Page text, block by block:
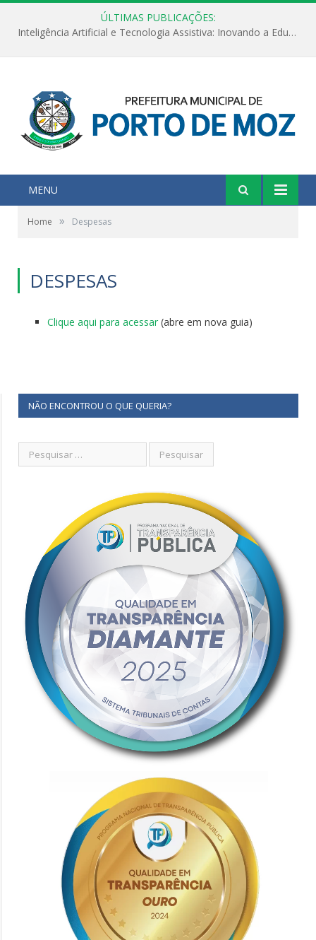
ÚLTIMAS PUBLICAÇÕES:
Inteligência Artificial e Tecnologia Assistiva: Inovando a Educação Especial e Inclusiva
MENU
Home » Despesas
DESPESAS
Clique aqui para acessar (abre em nova guia)
NÃO ENCONTROU O QUE QUERIA?